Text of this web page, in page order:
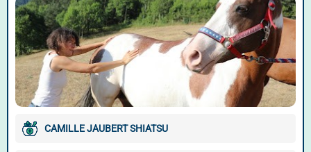
CAMILLE JAUBERT SHIATSU